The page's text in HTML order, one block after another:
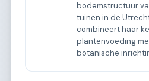
bodemstructuur
tuinen in de
combineert haar
plantenvoeding
botanische